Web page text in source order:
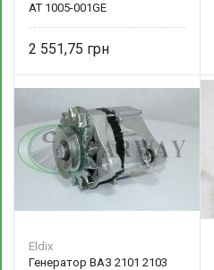
AT 1005-001GE
2 551,75
Eldix
Генератор ВАЗ 2101 2103